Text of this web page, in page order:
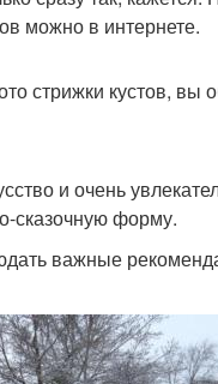
можно в интернете.
стрижки кустов, вы
и очень
сказочную форму.
важные